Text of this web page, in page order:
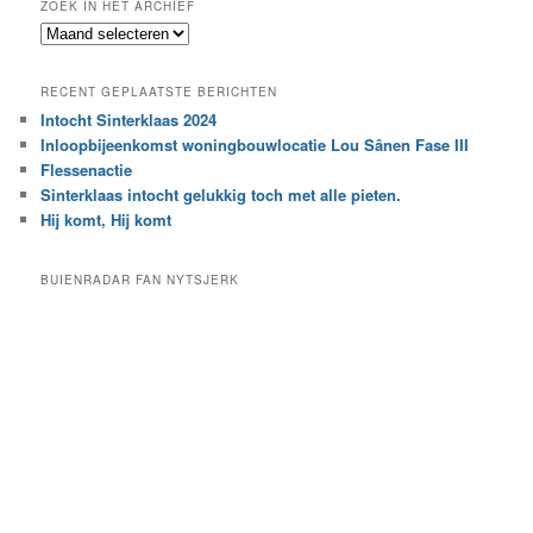
k
n
a
e
e
n
b
e
a
ZOEK IN HET ARCHIEF
Z
k
i
n
h
e
t
c
RECENT GEPLAATSTE BERICHTEN
Intocht Sinterklaas 2024
Inloopbijeenkomst woningbouwlocatie Lou Sânen Fase III
Flessenactie
Sinterklaas intocht gelukkig toch met alle pieten.
Hij komt, Hij komt
BUIENRADAR FAN NYTSJERK